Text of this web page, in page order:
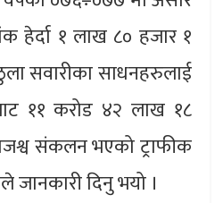
हेर्दा १ लाख ८० हजार १
सवारीका साधनहरुलाई
११ करोड ४२ लाख १८
संकलन भएको ट्राफीक
जानकारी दिनु भयो ।